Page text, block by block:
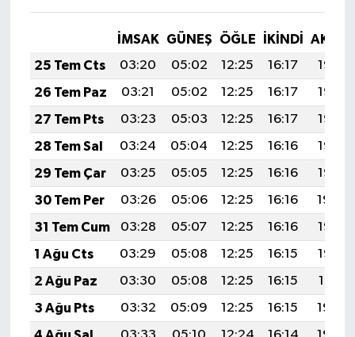
İMSAK GÜNEŞ ÖĞLE İKINDI
25 Tem Cts
03:20 05:02 12:25 16:17
19:38
26 Tem Paz
03:21 05:02 12:25 16:17
19:37
27 Tem Pts
03:23 05:03 12:25 16:17
19:37
28 Tem Sal
03:24 05:04 12:25 16:16
19:36
29 Tem Çar
03:25 05:05 12:25 16:16
19:35
30 Tem Per
03:26 05:06 12:25 16:16
19:34
31 Tem Cum
03:28 05:07 12:25 16:16
19:33
1 Ağu Cts
03:29 05:08 12:25 16:15
19:32
2 Ağu Paz
03:30 05:08 12:25 16:15
19:31
3 Ağu Pts
03:32 05:09 12:25 16:15
19:30